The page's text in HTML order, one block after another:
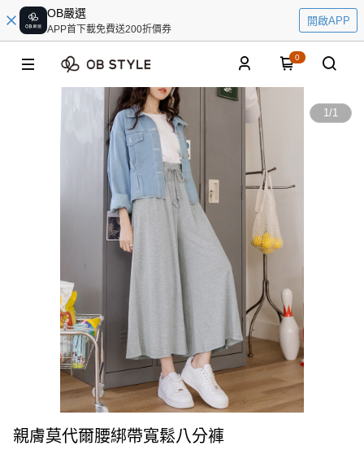
OB嚴選
APP首下載免費送200折價券
開啟APP
0
1/1
親膚莫代爾腰綁帶寬鬆八分褲